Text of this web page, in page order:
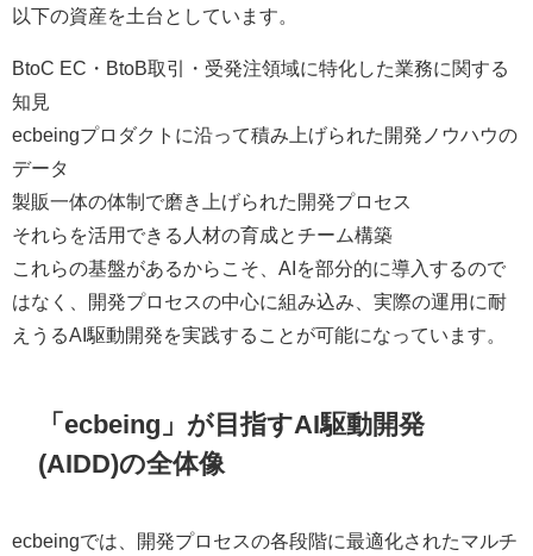
以下の資産を土台としています。
BtoC EC・BtoB取引・受発注領域に特化した業務に関する
知見
ecbeingプロダクトに沿って積み上げられた開発ノウハウの
データ
製販一体の体制で磨き上げられた開発プロセス
それらを活用できる人材の育成とチーム構築
これらの基盤があるからこそ、AIを部分的に導入するので
はなく、開発プロセスの中心に組み込み、実際の運用に耐
えうるAI駆動開発を実践することが可能になっています。
「ecbeing」が目指すAI駆動開発
(AIDD)の全体像
ecbeingでは、開発プロセスの各段階に最適化されたマルチ